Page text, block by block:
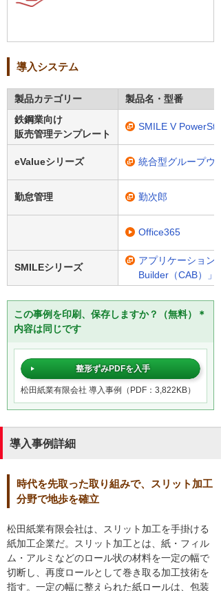
導入システム
製品カテゴリー
製品名・型番
鉄鋼業向け
販売管理テンプレート
SMILE V
eValueシリーズ 統合型グループウ
勤怠管理 勤次郎
Office365
SMILEシリーズ
アプリケーション
Builder（CAB）」
この事例を印刷、保存しますか？（無料）＊
内容は同じです
整形ずみPDFを入手
松田紙業有限会社 導入事例（PDF：3,822KB）
導入事例詳細
時代を先取った取り組みで、スリット加工
分野で地歩を確立
松田紙業有限会社は、スリット加工を手掛ける
紙加工企業だ。スリット加工とは、紙・フィル
ム・アルミなどのロール状の材料を一定の幅で
切断し、再度ロールとして巻き取る加工技術を
指す。一定の幅に整えられた紙ロールは、包装